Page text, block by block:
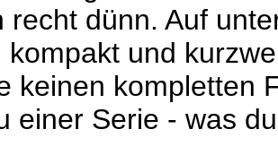
recht dünn. Auf
kompakt und
keinen kompletten
einer Serie - was